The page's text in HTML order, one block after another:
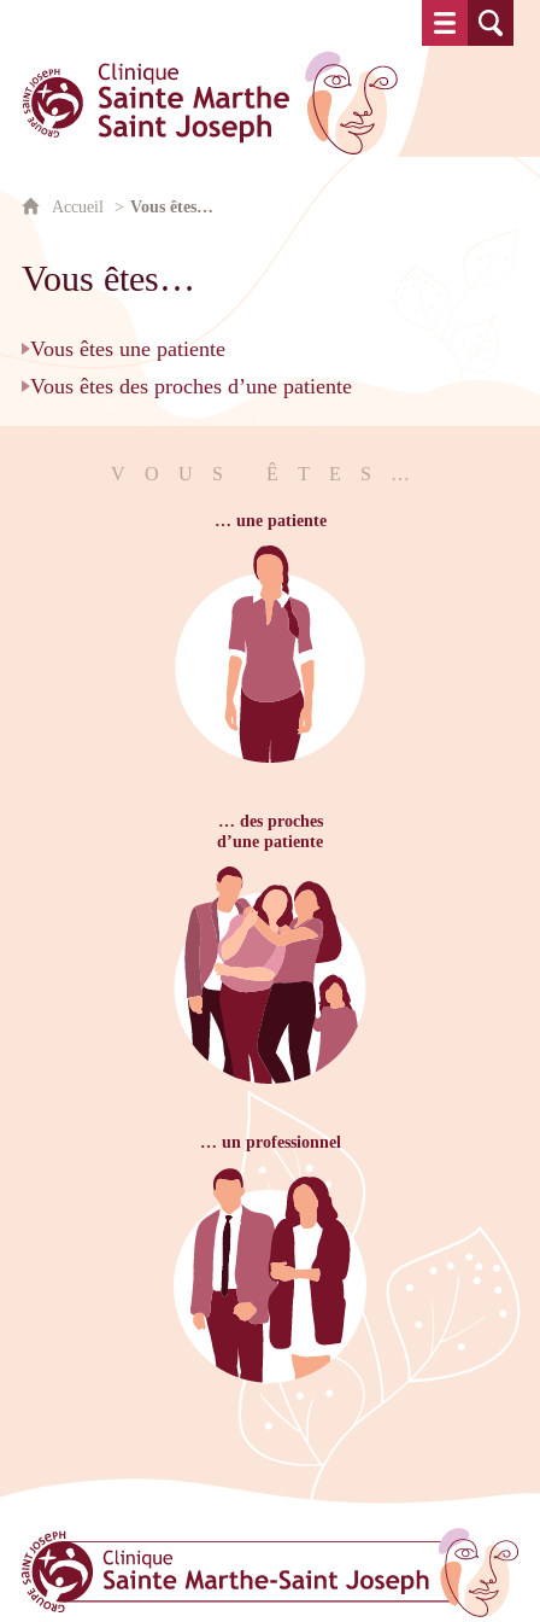
Clinique Sainte Marthe Saint
Accueil Vous êtes…
Vous êtes…
Vous êtes une patiente
Vous êtes des proches d’une patiente
VOUS ÊTES…
… une patiente
… des proches
d’une patiente
… un professionnel
Clinique Sainte Marthe Saint